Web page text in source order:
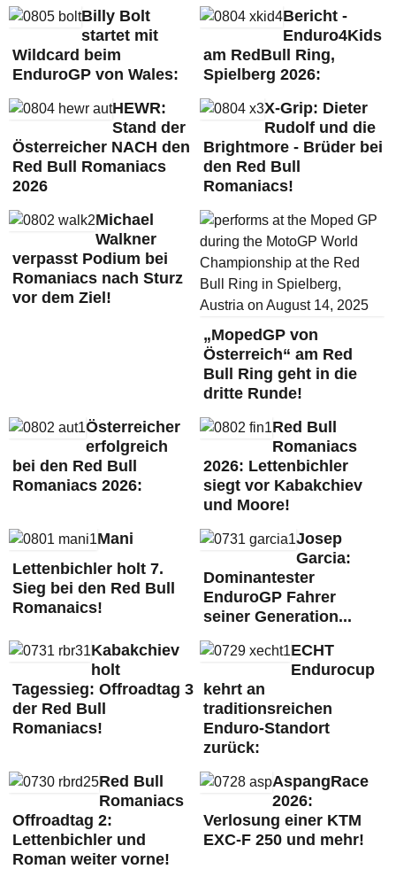
Billy Bolt
startet mit
Wildcard beim
EnduroGP von Wales:
Bericht -
Enduro4Kids
am RedBull Ring,
Spielberg 2026:
HEWR:
Stand der
Österreicher NACH den
Red Bull Romaniacs
2026
X-Grip: Dieter
Rudolf und die
Brightmore - Brüder bei
den Red Bull
Romaniacs!
Michael
Walkner
verpasst Podium bei
Romaniacs nach Sturz
vor dem Ziel!
„MopedGP von
Österreich“ am Red
Bull Ring geht in die
dritte Runde!
Österreicher
erfolgreich
bei den Red Bull
Romaniacs 2026:
Red Bull
Romaniacs
2026: Lettenbichler
siegt vor Kabakchiev
und Moore!
Mani
Lettenbichler holt 7.
Sieg bei den Red Bull
Romanaics!
Josep
Garcia:
Dominantester
EnduroGP Fahrer
seiner Generation...
Kabakchiev
holt
Tagessieg: Offroadtag 3
der Red Bull
Romaniacs!
ECHT
Endurocup
kehrt an
traditionsreichen
Enduro-Standort
zurück:
Red Bull
Romaniacs
Offroadtag 2:
Lettenbichler und
Roman weiter vorne!
AspangRace
2026:
Verlosung einer KTM
EXC-F 250 und mehr!